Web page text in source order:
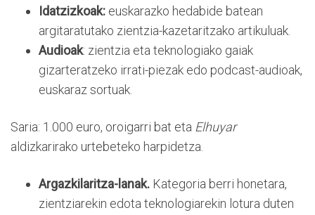
Idatzizkoak: euskarazko hedabide batean
argitaratutako zientzia-kazetaritzako artikuluak.
Audioak: zientzia eta teknologiako gaiak
gizarteratzeko irrati-piezak edo podcast-audioak,
euskaraz sortuak.
Saria: 1.000 euro, oroigarri bat eta Elhuyar
aldizkarirako urtebeteko harpidetza.
Argazkilaritza-lanak. Kategoria berri honetara,
zientziarekin edota teknologiarekin lotura duten